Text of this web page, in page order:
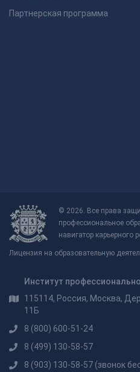
Партнерская программа
© 2026. Все права
профессиональное
навигатор карьерного
Лицензия на образовательную
Институт
115114, Россия, Москва,
11Б
8 (800) 600-51-24
8 (499) 130-58-57
8 (903) 130-58-57 (звонок